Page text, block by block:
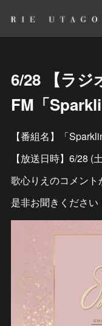
6/28 【ラジ
FM「
【番組名】「
【放送日時】6/28 (
歌心りえのコメント
是非お聞きください